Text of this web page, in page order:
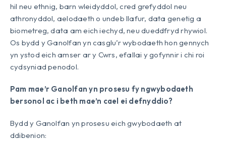
hil neu ethnig, barn wleidyddol, cred grefyddol neu
athronyddol, aelodaeth o undeb llafur, data genetig a
biometreg, data am eich iechyd, neu dueddfryd rhywiol.
Os bydd y Ganolfan yn casglu’r wybodaeth hon gennych
yn ystod eich amser ar y Cwrs, efallai y gofynnir i chi roi
cydsyniad penodol.
Pam mae’r Ganolfan yn prosesu fy ngwybodaeth
bersonol ac i beth mae’n cael ei defnyddio?
Bydd y Ganolfan yn prosesu eich gwybodaeth at
ddibenion: